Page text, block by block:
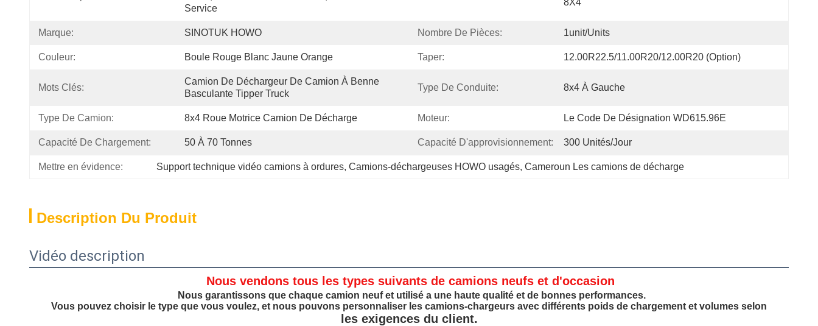
Service
8X4
Marque: SINOTUK HOWO Nombre De Pièces: 1unit/units
Couleur: Boule Rouge Blanc Jaune Orange Taper: 12.00R22.5/11.00R20/12.00R20 (option)
Mots Clés:
Camion De Déchargeur De Camion À Benne
Basculante Tipper Truck
Type De Conduite: 8x4 À Gauche
Type De Camion: 8x4 Roue Motrice Camion De Décharge Moteur: Le Code De Désignation WD615.96E
Capacité De Chargement: 50 À 70 Tonnes Capacité D'approvisionnement: 300 Unités/jour
Mettre en évidence: Support technique vidéo camions à ordures, Camions-déchargeuses HOWO usagés, Cameroun Les camions de décharge
Description Du Produit
Vidéo description
Nous vendons tous les types suivants de camions neufs et d'occasion
Nous garantissons que chaque camion neuf et utilisé a une haute qualité et de bonnes performances.
Vous pouvez choisir le type que vous voulez, et nous pouvons personnaliser les camions-chargeurs avec différents poids de chargement et volumes selon
les exigences du client.